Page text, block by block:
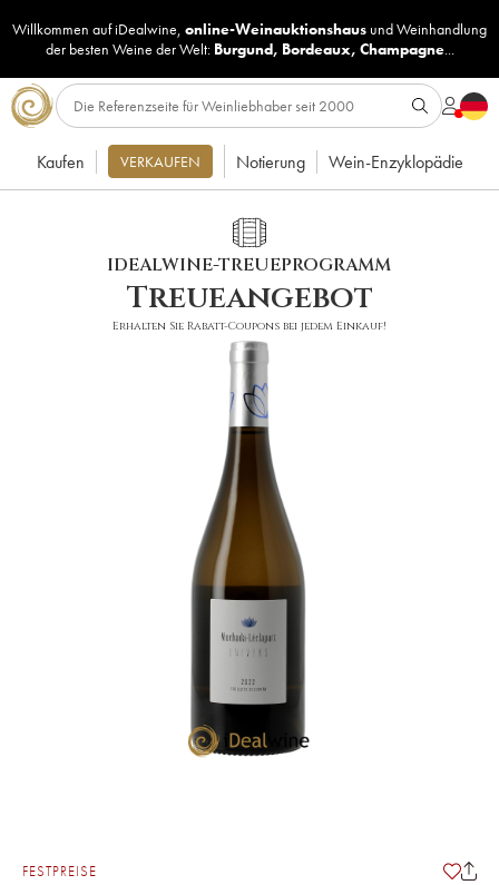
Willkommen auf iDealwine, online-Weinauktionshaus undWeinhandlung
der besten Weine der Welt: Burgund, Bordeaux, Champagne...
Kaufen VERKAUFEN Notierung Wein-Enzyklopädie
IDEALWINE-TREUEPROGRAMM
Treueangebot
Erhalten Sie Rabatt-Coupons bei jedem Einkauf!
FESTPREISE